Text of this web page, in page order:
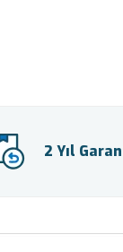
2 Yıl